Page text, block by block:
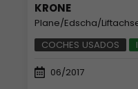
KRONE
Plane/Edscha/
COCHES USADOS
06/2017